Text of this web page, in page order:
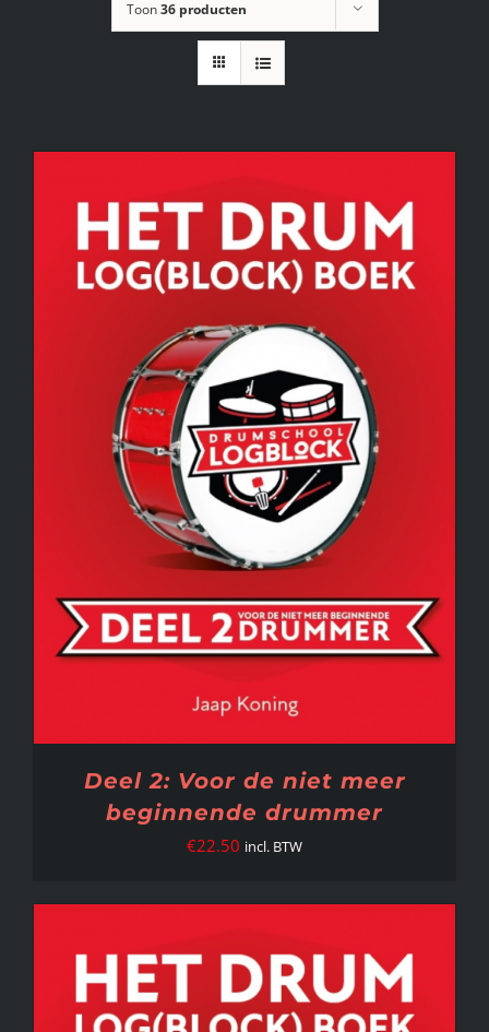
Toon36 producten
Deel 2: Voor de niet meer
beginnende drummer
€22.50 incl. BTW